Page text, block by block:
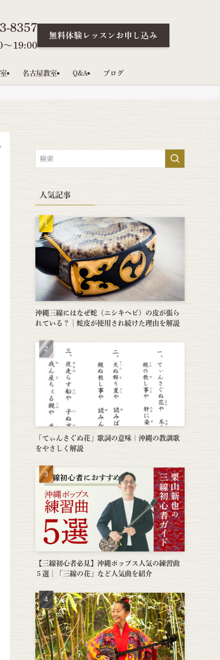
名古屋教室 Q&A ブログ
8357
〜19:00
無料体験レッスンお申し込み
人気記事
沖縄三線にはなぜ蛇（ニシキヘビ）の皮が張ら
れている？│蛇皮が使用され続けた理由を解説
「てぃんさぐぬ花」歌詞の意味｜沖縄の教訓歌
をやさしく解説
【三線初心者必見】沖縄ポップス人気の練習曲
５選│「三線の花」など人気曲を紹介